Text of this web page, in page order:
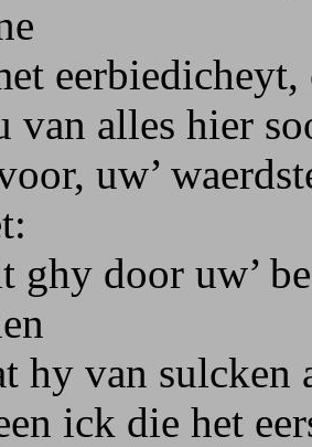
eerbiedicheyt,
alles hier
uw’
ghy door uw’
hy van sulcken
ick die het